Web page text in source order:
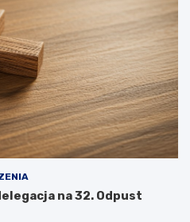
na 32. Odpust